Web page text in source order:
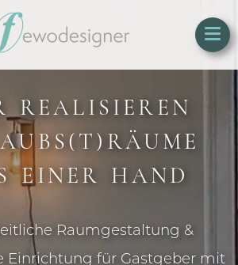
REALISIEREN
EINER HAND
Raumgestaltung &
Einrichtung für Gastgeber mit